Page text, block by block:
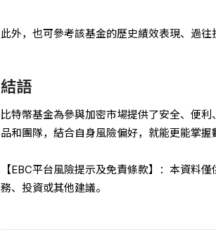
此外，也可參考該基金的歷史績效表現、過
結語
比特幣基金為參與加密市場提供了安全、便
品和團隊，結合自身風險偏好，就能更能掌握
【EBC平台風險提示及免責條款】：本資料
務、投資或其他建議。